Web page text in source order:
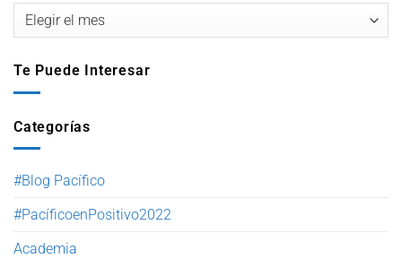
Te Puede Interesar
Categorías
#Blog Pacífico
#PacíficoenPositivo2022
Academia